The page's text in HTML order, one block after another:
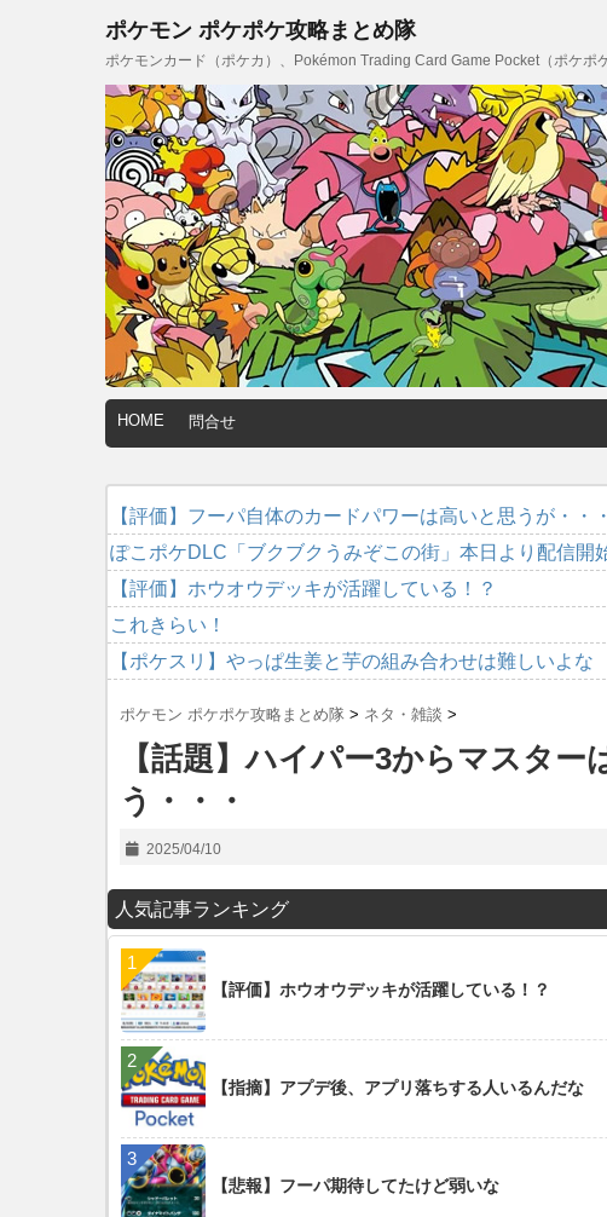
ポケモン ポケポケ攻略まとめ隊
ポケモンカード（ポケカ）、Pokémon Trading Card Game Pocket（ポケポ
HOME 問合せ
【評価】フーパ自体のカードパワーは高いと思うが・・・
ぽこポケDLC「ブクブクうみぞこの街」本日より配信開
【評価】ホウオウデッキが活躍している！？
これきらい！
【ポケスリ】やっぱ生姜と芋の組み合わせは難しいよな
ポケモン ポケポケ攻略まとめ隊 > ネタ・雑談 >
【話題】ハイパー3からマスタ
う・・・
2025/04/10
人気記事ランキング
【評価】ホウオウデッキが活躍している！？
【指摘】アプデ後、アプリ落ちする人いるんだな
【悲報】フーパ期待してたけど弱いな